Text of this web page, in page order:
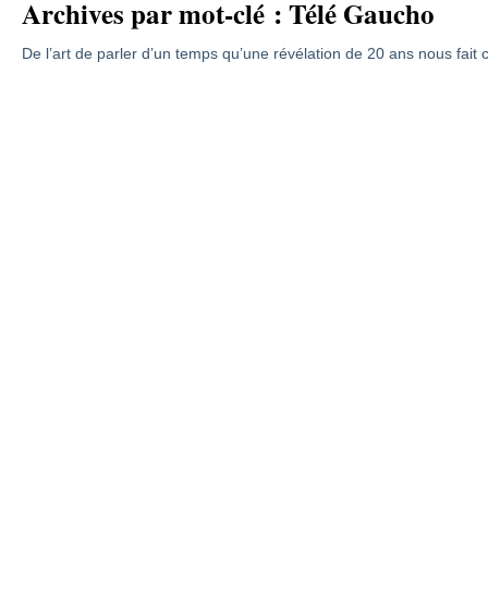
Archives par mot-clé :Télé Gaucho
De l’art de parler d’un temps qu’une révélation de 20 ans nous fait